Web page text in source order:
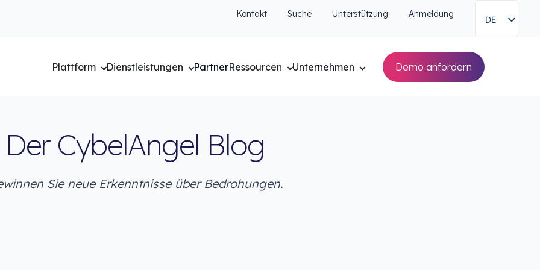
Kontakt Suche Unterstützung Anmeldung DE
Plattform Dienstleistungen PartnerRessourcen Unternehmen Demo anfordern
Der CybelAngel Blog
Sie neue Erkenntnisse über Bedrohungen.